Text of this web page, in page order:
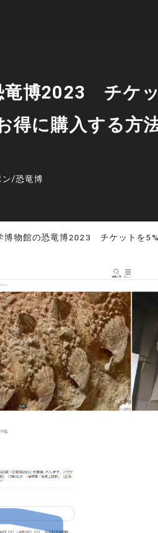
竜博2023 チケ
得に購入する方
/恐竜博
館の恐竜博2023 チケットを5%割引クーポンでお得